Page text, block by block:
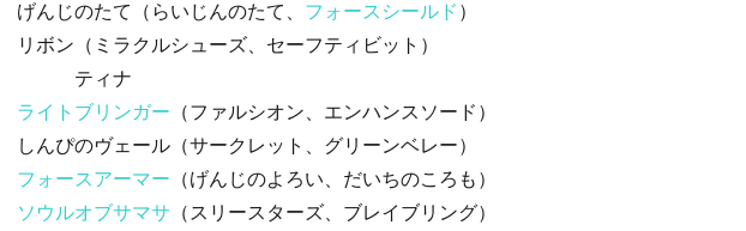
げんじのたて（らいじんのたて、 フォースシールド ）
リボン（ミラクルシューズ、セーフティビット）
ティナ
ライトブリンガー （ファルシオン、エンハンスソード）
しんぴのヴェール（サークレット、グリーンベレー）
フォースアーマー （げんじのよろい、だいちのころも）
ソウルオブサマサ （スリースターズ、ブレイブリング）